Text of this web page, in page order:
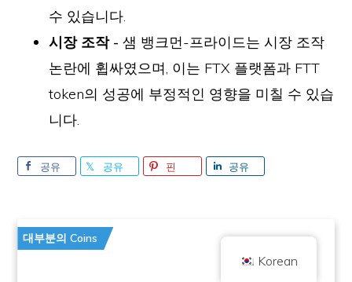
수 있습니다.
시장 조작 -샘 뱅크먼-프라이드는 시장 조작
논란에 휩싸였으며, 이는 FTX 플랫폼과 FTT
token의 성공에 부정적인 영향을 미칠 수 있습
니다.
공유 공유 핀 공유
대부분의 Coins
저작권 © 2026 브릴리언트 브리티시 주식회사는 Coin 킥오프로 거래합니다.
주소 2층 167-169 그레이트 포틀랜드 스트리트, 런던, 영국, W1W 5PF
암호화폐는 영국 금융행위감독청의 규제를 받지 않으며, 영국 금융 서비스 보상
제도 또는 영국 금융 옴부즈만 서비스의 관할 범위 내에서 보호 대상이 아닙니
홈 정보 문의하기
Korean